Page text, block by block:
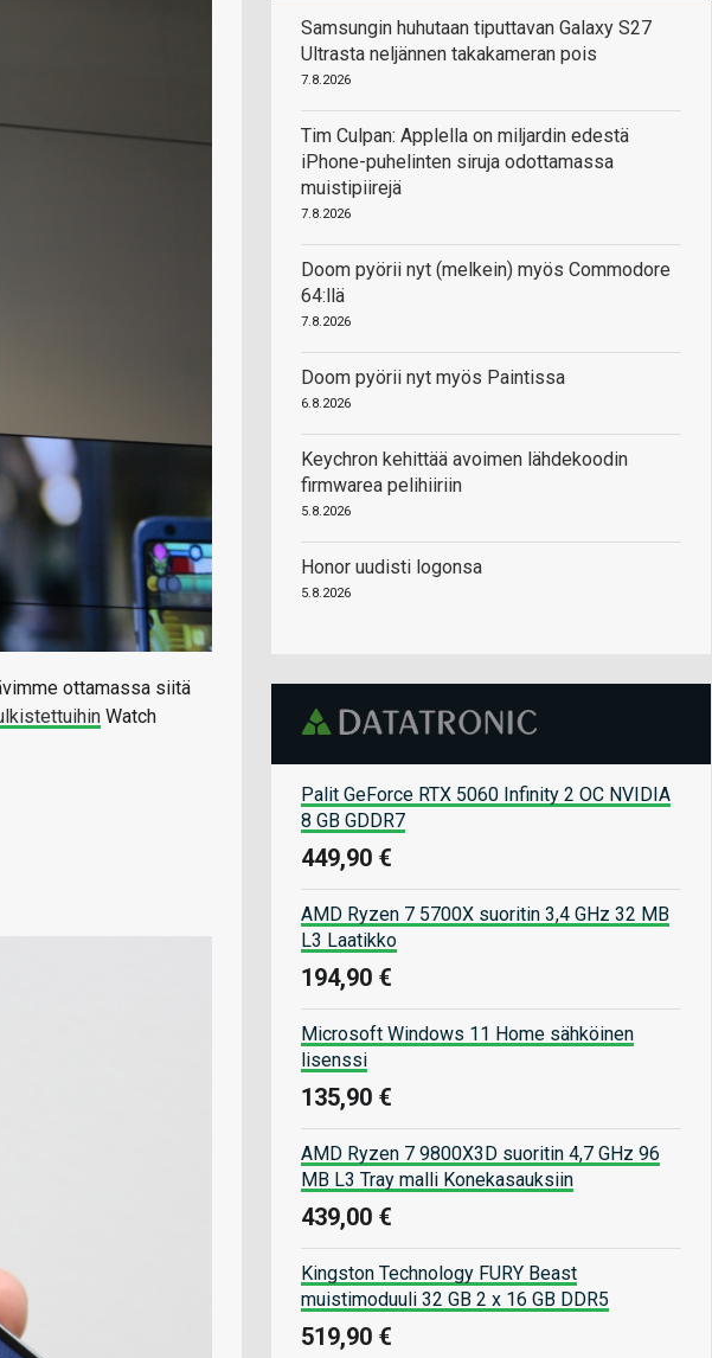
ottamassa siitä
Watch
Samsungin huhutaan tiputtavan Galaxy S27
Ultrasta neljännen takakameran pois
7.8.2026
Tim Culpan: Applella on miljardin edestä
iPhone-puhelinten siruja odottamassa
muistipiirejä
7.8.2026
Doom pyörii nyt (melkein) myös Commodore
64:llä
7.8.2026
Doom pyörii nyt myös Paintissa
6.8.2026
Keychron kehittää avoimen lähdekoodin
firmwarea pelihiiriin
5.8.2026
Honor uudisti logonsa
5.8.2026
Palit GeForce RTX 5060 Infinity 2 OC NVIDIA
8 GB GDDR7
449,90 €
AMD Ryzen 7 5700X suoritin 3,4 GHz 32 MB
L3 Laatikko
194,90 €
Microsoft Windows 11 Home sähköinen
lisenssi
135,90 €
AMD Ryzen 7 9800X3D suoritin 4,7 GHz 96
MB L3 Tray malli Konekasauksiin
439,00 €
Kingston Technology FURY Beast
muistimoduuli 32 GB 2 x 16 GB DDR5
519,90 €